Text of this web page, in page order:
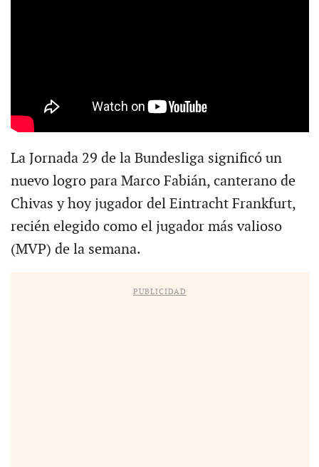
La Jornada 29 de la Bundesliga significó un
nuevo logro para Marco Fabián, canterano de
Chivas y hoy jugador del Eintracht Frankfurt,
recién elegido como el jugador más valioso
(MVP) de la semana.
PUBLICIDAD